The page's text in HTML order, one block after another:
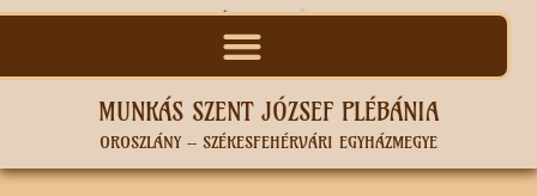
MUNKÁS SZENT JÓZSEF PLÉBÁNIA
OROSZLÁNY – SZÉKESFEHÉRVÁRI EGYHÁZMEGYE